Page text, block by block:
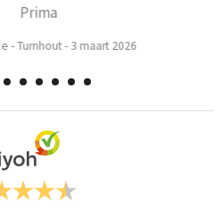
Prima
Turnhout- 3 maart 2026